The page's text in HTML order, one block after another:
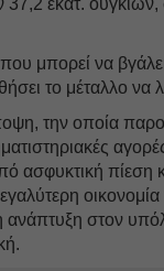
37,2 εκατ.
που μπορεί να
το μέταλλο να
την οποία
ασφυκτική πίεση
ανάπτυξη στον